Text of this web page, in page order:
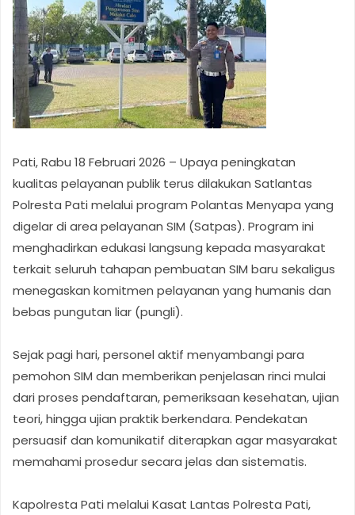
Pati, Rabu 18 Februari 2026 – Upaya peningkatan
kualitas pelayanan publik terus dilakukan Satlantas
Polresta Pati melalui program Polantas Menyapa yang
digelar di area pelayanan SIM (Satpas). Program ini
menghadirkan edukasi langsung kepada masyarakat
terkait seluruh tahapan pembuatan SIM baru sekaligus
menegaskan komitmen pelayanan yang humanis dan
bebas pungutan liar (pungli).
Sejak pagi hari, personel aktif menyambangi para
pemohon SIM dan memberikan penjelasan rinci mulai
dari proses pendaftaran, pemeriksaan kesehatan, ujian
teori, hingga ujian praktik berkendara. Pendekatan
persuasif dan komunikatif diterapkan agar masyarakat
memahami prosedur secara jelas dan sistematis.
Kapolresta Pati melalui Kasat Lantas Polresta Pati,